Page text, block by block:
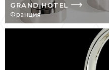
Убедившись
Серж
но также и
искусства
GRAND HOTEL
Франция